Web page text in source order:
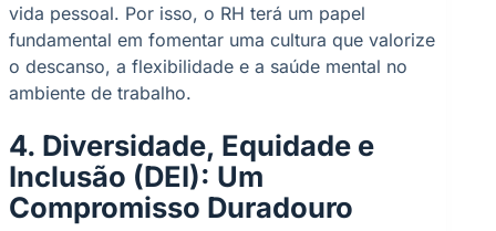
vida pessoal. Por isso, o RH terá um papel
fundamental em fomentar uma cultura que valorize
o descanso, a flexibilidade e a saúde mental no
ambiente de trabalho.
4. Diversidade, Equidade e
Inclusão (DEI): Um
Compromisso Duradouro